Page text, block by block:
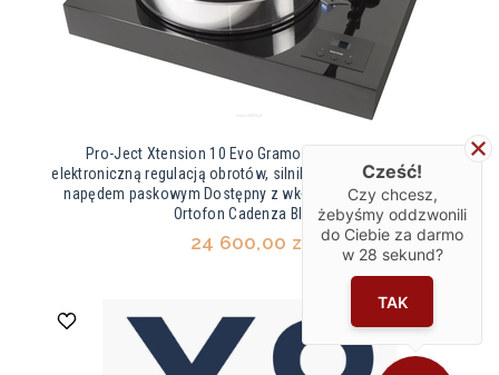
Pro-Ject Xtension 10 Evo Gramofon analogowy z
elektroniczną regulacją obrotów, silnikiem synchronicznym,
napędem paskowym Dostępny z wkładką gramofonową
Ortofon Cadenza Black
24 600,00 zł
Cześć!
Czy chcesz,
żebyśmy oddzwonili
do Ciebie za darmo
w 28 sekund?
TAK